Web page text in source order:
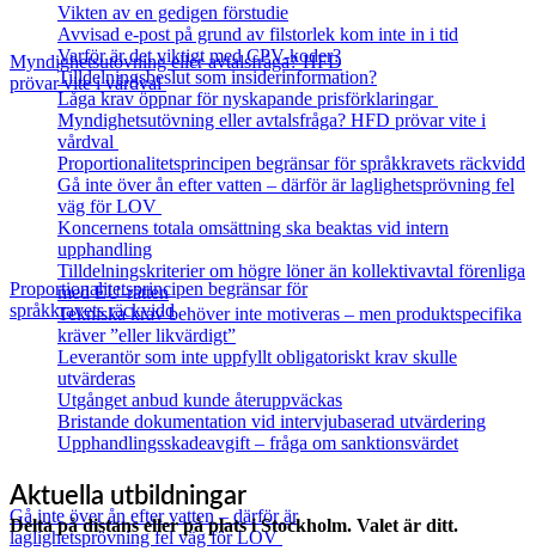
Myndighetsutövning eller avtalsfråga? HFD
prövar vite i vårdval
Proportionalitetsprincipen begränsar för
språkkravets räckvidd
Gå inte över ån efter vatten – därför är
laglighetsprövning fel väg för LOV
Vikten av en gedigen förstudie
Avvisad e-post på grund av filstorlek kom inte in i tid
Varför är det viktigt med CPV-koder?
Tilldelningsbeslut som insiderinformation?
Låga krav öppnar för nyskapande prisförklaringar
Myndighetsutövning eller avtalsfråga? HFD prövar vite i
vårdval
Proportionalitetsprincipen begränsar för språkkravets räckvidd
Gå inte över ån efter vatten – därför är laglighetsprövning fel
väg för LOV
Koncernens totala omsättning ska beaktas vid intern
upphandling
Tilldelningskriterier om högre löner än kollektivavtal förenliga
med EU‑rätten
Tekniska krav behöver inte motiveras – men produktspecifika
kräver ”eller likvärdigt”
Leverantör som inte uppfyllt obligatoriskt krav skulle
utvärderas
Utgånget anbud kunde återuppväckas
Bristande dokumentation vid intervjubaserad utvärdering
Upphandlingsskadeavgift – fråga om sanktionsvärdet
Aktuella utbildningar
Delta på distans eller på plats i Stockholm. Valet är ditt.